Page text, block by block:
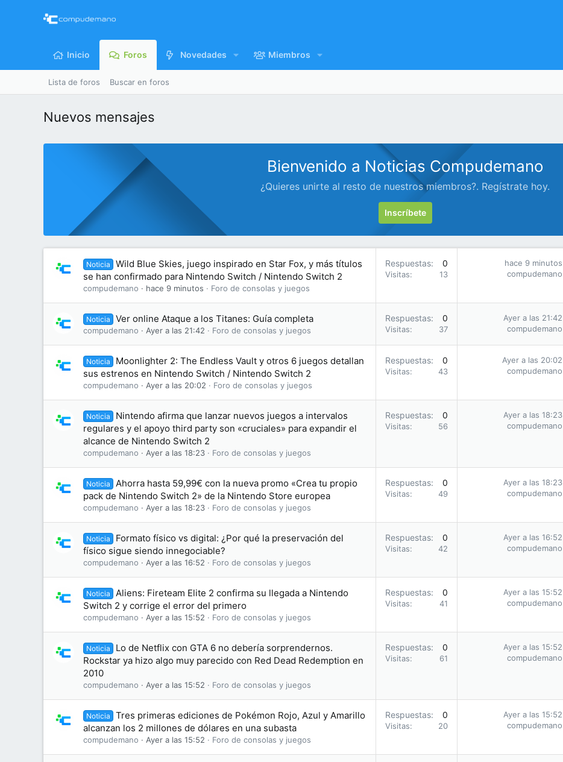
Inicio Foros Novedades Miembros
Lista de foros Buscar en foros
Nuevos mensajes
Bienvenido a Noticias Compudemano
¿Quieres unirte al resto de nuestros miembros?. Regístrate hoy.
Inscríbete
Noticia
Wild Blue Skies, juego inspirado en Star Fox, y más títulos
se han confirmado para Nintendo Switch / Nintendo Switch 2
compudemano hace 9 minutos Foro de consolas y juegos
Respuestas 0
Visitas 13
hace 9 minutos
compudemano
Noticia Ver online Ataque a los Titanes: Guía completa
compudemano Ayer a las 21:42 Foro de consolas y juegos
Respuestas 0
Visitas 37
Ayer a las 21:42
compudemano
Noticia
Moonlighter 2: The Endless Vault y otros 6 juegos detallan
sus estrenos en Nintendo Switch / Nintendo Switch 2
compudemano Ayer a las 20:02 Foro de consolas y juegos
Respuestas 0
Visitas 43
Ayer a las 20:02
compudemano
Noticia
Nintendo afirma que lanzar nuevos juegos a intervalos
regulares y el apoyo third party son «cruciales» para expandir el
alcance de Nintendo Switch 2
compudemano Ayer a las 18:23 Foro de consolas y juegos
Respuestas 0
Visitas 56
Ayer a las 18:23
compudemano
Noticia
Ahorra hasta 59,99€ con la nueva promo «Crea tu propio
pack de Nintendo Switch 2» de la Nintendo Store europea
compudemano Ayer a las 18:23 Foro de consolas y juegos
Respuestas 0
Visitas 49
Ayer a las 18:23
compudemano
Noticia
Formato físico vs digital: ¿Por qué la preservación del
físico sigue siendo innegociable?
compudemano Ayer a las 16:52 Foro de consolas y juegos
Respuestas 0
Visitas 42
Ayer a las 16:52
compudemano
Noticia
Aliens: Fireteam Elite 2 confirma su llegada a Nintendo
Switch 2 y corrige el error del primero
compudemano Ayer a las 15:52 Foro de consolas y juegos
Respuestas 0
Visitas 41
Ayer a las 15:52
compudemano
Noticia
Lo de Netflix con GTA 6 no debería sorprendernos.
Rockstar ya hizo algo muy parecido con Red Dead Redemption en
2010
compudemano Ayer a las 15:52 Foro de consolas y juegos
Respuestas 0
Visitas 61
Ayer a las 15:52
compudemano
Noticia
Tres primeras ediciones de Pokémon Rojo, Azul y Amarillo
alcanzan los 2 millones de dólares en una subasta
compudemano Ayer a las 15:52 Foro de consolas y juegos
Respuestas 0
Visitas 20
Ayer a las 15:52
compudemano